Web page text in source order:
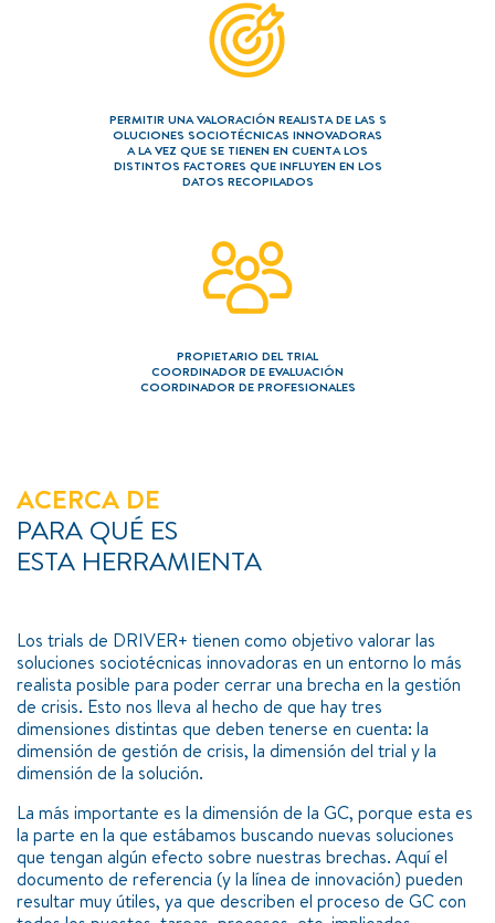
===============
Aviso legal
PERMITIR UNA VALORACIÓN REALISTA DE LAS S
OLUCIONES SOCIOTÉCNICAS INNOVADORAS
A LA VEZ QUE SE TIENEN EN CUENTA LOS
DISTINTOS FACTORES QUE INFLUYEN EN LOS
DATOS RECOPILADOS
PROPIETARIO DEL TRIAL
COORDINADOR DE EVALUACIÓN
COORDINADOR DE PROFESIONALES
ACERCA DE
PARA QUÉ ES
ESTA HERRAMIENTA
Los trials de DRIVER+ tienen como objetivo valorar las
soluciones sociotécnicas innovadoras en un entorno lo más
realista posible para poder cerrar una brecha en la gestión
de crisis. Esto nos lleva al hecho de que hay tres
dimensiones distintas que deben tenerse en cuenta: la
dimensión de gestión de crisis, la dimensión del trial y la
dimensión de la solución.
La más importante es la dimensión de la GC, porque esta es
la parte en la que estábamos buscando nuevas soluciones
que tengan algún efecto sobre nuestras brechas. Aquí el
documento de referencia (y la línea de innovación) pueden
resultar muy útiles, ya que describen el proceso de GC con